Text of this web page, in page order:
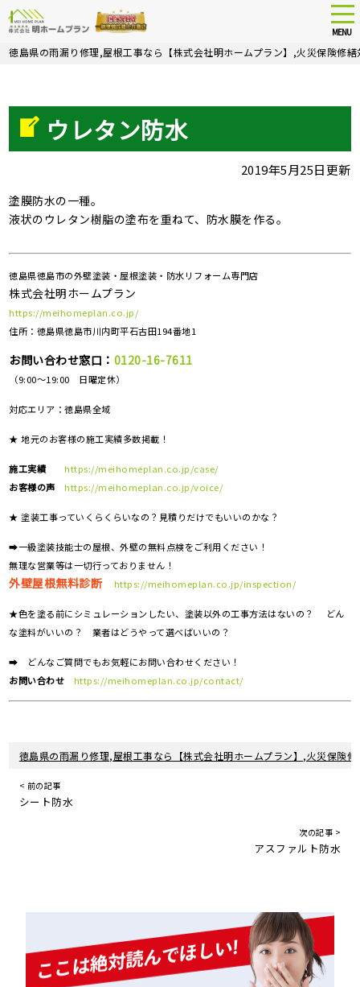
Skip
MENU
徳島県の雨漏り修理,屋根工事なら【株式会社明ホームプラン】,火災保険修繕
ウレタン防水
2019年5月25日更新
塗膜防水の一種。
液状のウレタン樹脂の塗布を重ねて、防水膜を作る。
徳島県徳島市の外壁塗装・屋根塗装・防水リフォーム専門店
株式会社明ホームプラン
https://meihomeplan.co.jp/
住所：徳島県徳島市川内町平石古田194番地1
お問い合わせ窓口： 0120-16-7611
（9:00～19:00 日曜定休）
対応エリア：徳島県全域
★ 地元のお客様の施工実績多数掲載！
施工実績
https://meihomeplan.co.jp/case/
お客様の声
https://meihomeplan.co.jp/voice/
★ 塗装工事っていくらくらいなの？見積りだけでもいいのかな？
➡一級塗装技能士の屋根、外壁の無料点検をご利用ください！
無理な営業等は一切行っておりません！
外壁屋根無料診断 https://meihomeplan.co.jp/inspection/
★色を塗る前にシミュレーションしたい、塗装以外の工事方法はないの？ どん
な塗料がいいの？ 業者はどうやって選べばいいの？
➡ どんなご質問でもお気軽にお問い合わせください！
お問い合わせ
https://meihomeplan.co.jp/contact/
徳島県の雨漏り修理,屋根工事なら【株式会社明ホームプラン】,火災保険修
< 前の記事
シート防水
次の記事 >
アスファルト防水